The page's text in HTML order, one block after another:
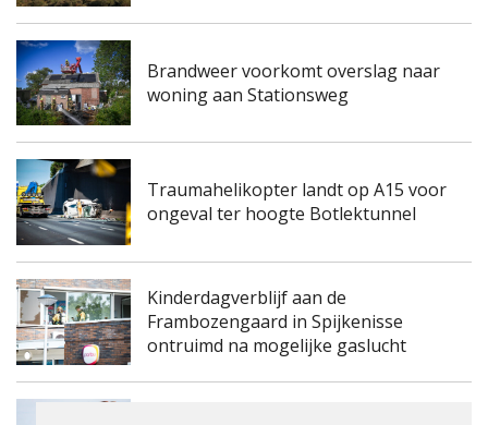
Brandweer voorkomt overslag naar
woning aan Stationsweg
Traumahelikopter landt op A15 voor
ongeval ter hoogte Botlektunnel
Kinderdagverblijf aan de
Frambozengaard in Spijkenisse
ontruimd na mogelijke gaslucht